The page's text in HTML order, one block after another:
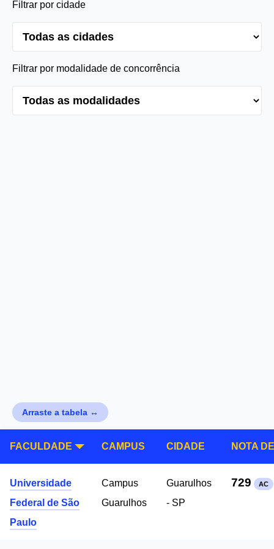
Filtrar por cidade
Filtrar por modalidade de concorrência
Arraste a tabela ↔
FACULDADE CAMPUS CIDADE NOTA
Universidade
Federal de São
Paulo
Campus
Guarulhos
Guarulhos
- SP
729 AC